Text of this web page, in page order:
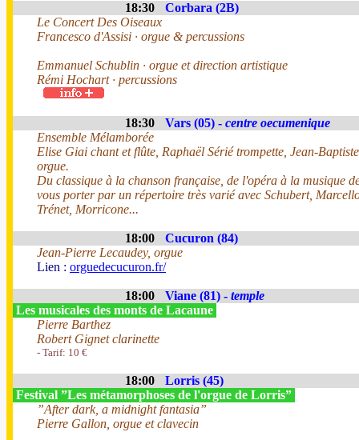
18:30
Corbara (2B)
Le Concert Des Oiseaux
Francesco d'Assisi · orgue & percussions
Emmanuel Schublin · orgue et direction artistique
Rémi Hochart · percussions
18:30 Vars (05) - centre oecumenique
Ensemble Mélamborée
Elise Giai chant et flûte, Raphaël Sérié trompette, Jean-
orgue.
Du classique à la chanson française, de l'opéra à la musique
vous porter par un répertoire très varié avec Schubert,
Trénet, Morricone...
18:00
Cucuron (84)
Jean-Pierre Lecaudey, orgue
Lien : orguedecucuron.fr/
18:00 Viane (81) - temple
Les musicales des monts de Lacaune
Pierre Barthez
Robert Gignet clarinette
- Tarif: 10 €
18:00
Lorris (45)
Festival ”Les métamorphoses de l'orgue de Lorris”
”After dark, a midnight fantasia”
Pierre Gallon, orgue et clavecin